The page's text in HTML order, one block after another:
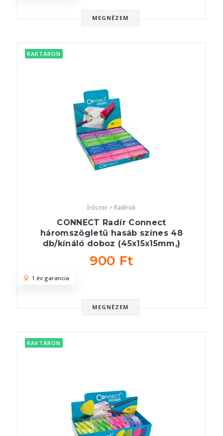
MEGNÉZEM
RAKTÁRON
Írószer > Radírok
CONNECT Radír Connect
háromszögletű hasáb színes 48
db/kínáló doboz (45x15x15mm,)
900 Ft
MEGNÉZEM
1 év garancia
RAKTÁRON